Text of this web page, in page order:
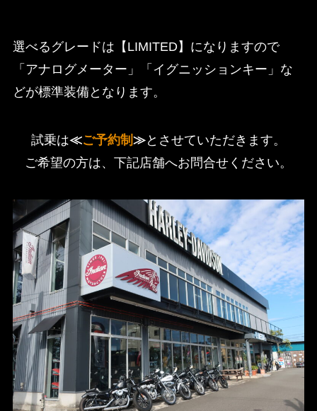
選べるグレードは【LIMITED】になりますので
「アナログメーター」「イグニッションキー」な
どが標準装備となります。
試乗は≪ご予約制 ≫とさせていただきます。
ご希望の方は、下記店舗へお問合せください。